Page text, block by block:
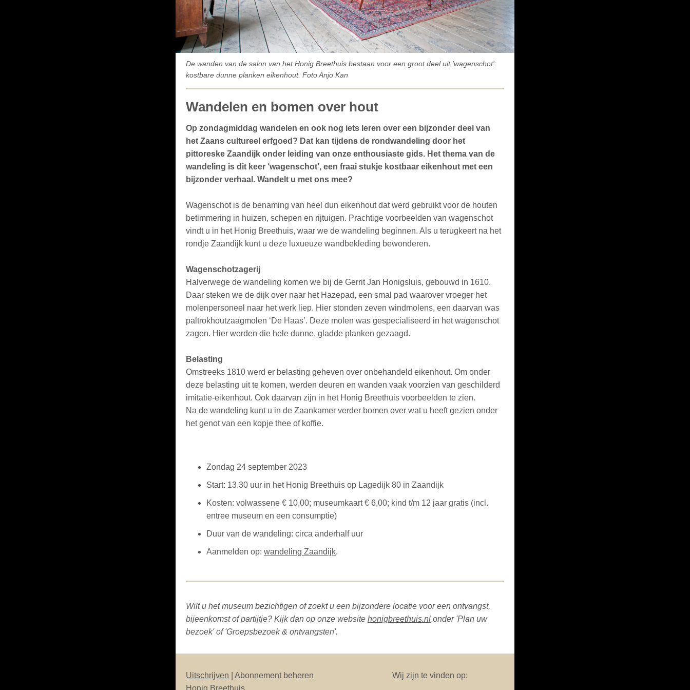
De wanden van de salon van het Honig Breethuis bestaan voor een groot deel uit 'wagenschot':
kostbare dunne planken eikenhout. Foto Anjo Kan
Wandelen en bomen over hout
Op zondagmiddag wandelen en ook nog iets leren over een bijzonder deel van
het Zaans cultureel erfgoed? Dat kan tijdens de rondwandeling door het
pittoreske Zaandijk onder leiding van onze enthousiaste gids. Het thema van de
wandeling is dit keer ‘wagenschot’, een fraai stukje kostbaar eikenhout met een
bijzonder verhaal. Wandelt u met ons mee?
Wagenschot is de benaming van heel dun eikenhout dat werd gebruikt voor de houten
betimmering in huizen, schepen en rijtuigen. Prachtige voorbeelden van wagenschot
vindt u in het Honig Breethuis, waar we de wandeling beginnen. Als u terugkeert na het
rondje Zaandijk kunt u deze luxueuze wandbekleding bewonderen.
Wagenschotzagerij
Halverwege de wandeling komen we bij de Gerrit Jan Honigsluis, gebouwd in 1610.
Daar steken we de dijk over naar het Hazepad, een smal pad waarover vroeger het
molenpersoneel naar het werk liep. Hier stonden zeven windmolens, een daarvan was
paltrokhoutzaagmolen ‘De Haas’. Deze molen was gespecialiseerd in het wagenschot
zagen. Hier werden die hele dunne, gladde planken gezaagd.
Belasting
Omstreeks 1810 werd er belasting geheven over onbehandeld eikenhout. Om onder
deze belasting uit te komen, werden deuren en wanden vaak voorzien van geschilderd
imitatie-eikenhout. Ook daarvan zijn in het Honig Breethuis voorbeelden te zien.
Na de wandeling kunt u in de Zaankamer verder bomen over wat u heeft gezien onder
het genot van een kopje thee of koffie.
Zondag 24 september 2023
Start: 13.30 uur in het Honig Breethuis op Lagedijk 80 in Zaandijk
Kosten: volwassene € 10,00; museumkaart € 6,00; kind t/m 12 jaar gratis (incl.
entree museum en een consumptie)
Duur van de wandeling: circa anderhalf uur
Aanmelden op: wandeling Zaandijk.
Wilt u het museum bezichtigen of zoekt u een bijzondere locatie voor een ontvangst,
bijeenkomst of partijtje? Kijk dan op onze website honigbreethuis.nl onder 'Plan uw
bezoek' of 'Groepsbezoek & ontvangsten'.
Uitschrijven
| Abonnement beheren
Honig Breethuis
Wij zijn te vinden op: